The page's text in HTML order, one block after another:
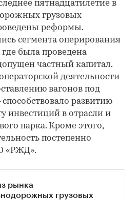
пятнадцатилетие в
грузовых
реформы.
сегмента оперирования
была проведена
частный капитал.
деятельности
вагонов под
способствовало развитию
инвестиций в отрасли и
парка. Кроме этого,
постепенно
«РЖД».
рынка
грузовых